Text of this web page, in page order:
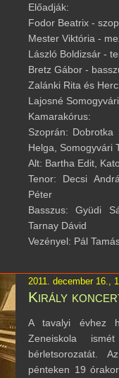
Előadják:
Fodor Beatrix -
Mester Viktória -
László Boldizsár -
Bretz Gábor -
Zalánki Rita és
Lajosné
Kamarakórus:
Szoprán:
Helga, Somogyvári
Alt: Bartha Edit,
Tenor: Decsi
Péter
Basszus: Gyüdi
Tarnay Dávid
Vezényel: Pál
2011. december 16.,
Király
A tavalyi évhez
Zeneiskola
bérletsorozatát.
pénteken 19